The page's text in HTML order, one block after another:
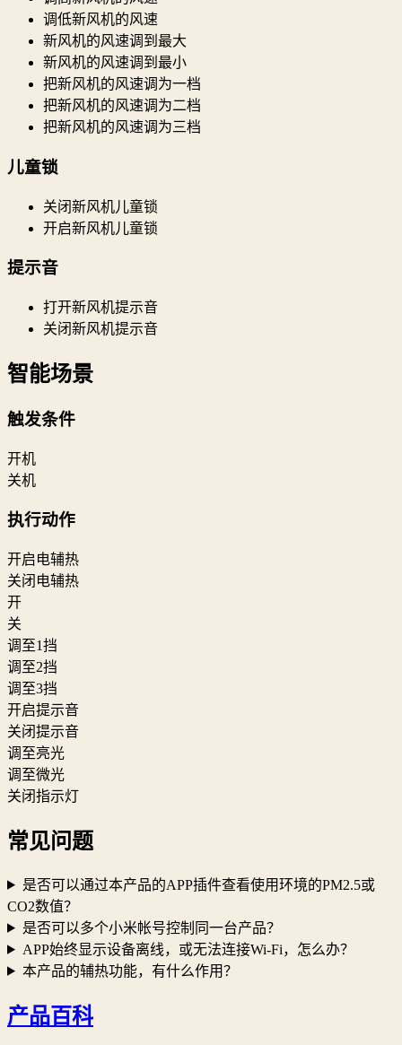
调低新风机的风速
新风机的风速调到最大
新风机的风速调到最小
把新风机的风速调为一档
把新风机的风速调为二档
把新风机的风速调为三档
儿童锁
关闭新风机儿童锁
开启新风机儿童锁
提示音
打开新风机提示音
关闭新风机提示音
智能场景
触发条件
开机
关机
执行动作
开启电辅热
关闭电辅热
开
关
调至1挡
调至2挡
调至3挡
开启提示音
关闭提示音
调至亮光
调至微光
关闭指示灯
常见问题
是否可以通过本产品的APP插件查看使用环境的PM2.5或
CO2数值？
是否可以多个小米帐号控制同一台产品？
APP始终显示设备离线，或无法连接Wi-Fi，怎么办？
本产品的辅热功能，有什么作用？
产品百科